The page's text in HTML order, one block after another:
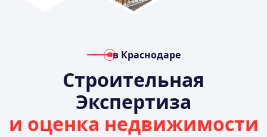
в Краснодаре
Строительная
Экспертиза
и оценка недвижимости